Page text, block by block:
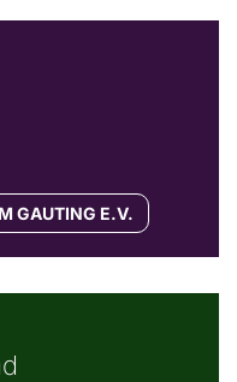
GAUTING E.V.